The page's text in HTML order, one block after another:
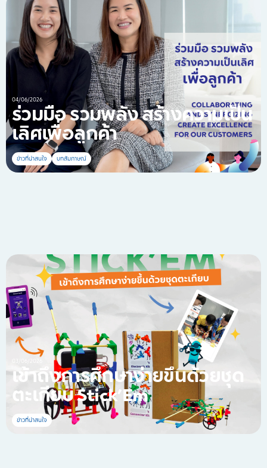
04/06/2026
ร่วมมือ รวมพลัง สร้างความเป็น
เลิศเพื่อลูกค้า
ข่าวที่น่าสนใจ บทสัมภาษณ์
เข้าถึงการศึกษาง่ายขึ้นด้วยชุด
ตะเกียบ Stick’Em
ข่าวที่น่าสนใจ